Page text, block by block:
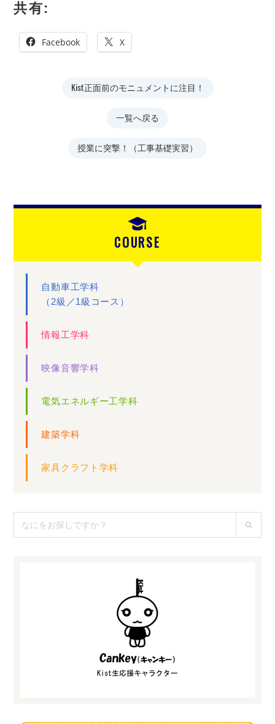
共有:
Facebook X
Kist正面前のモニュメントに注目！
一覧へ戻る
授業に突撃！（工事基礎実習）
COURSE
自動車工学科
（2級／1級コース）
情報工学科
映像音響学科
電気エネルギー工学科
建築学科
家具クラフト学科